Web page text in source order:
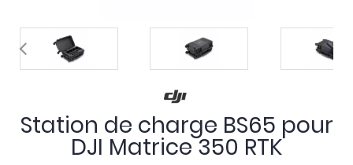
Station de charge BS65 pour
DJI Matrice 350 RTK